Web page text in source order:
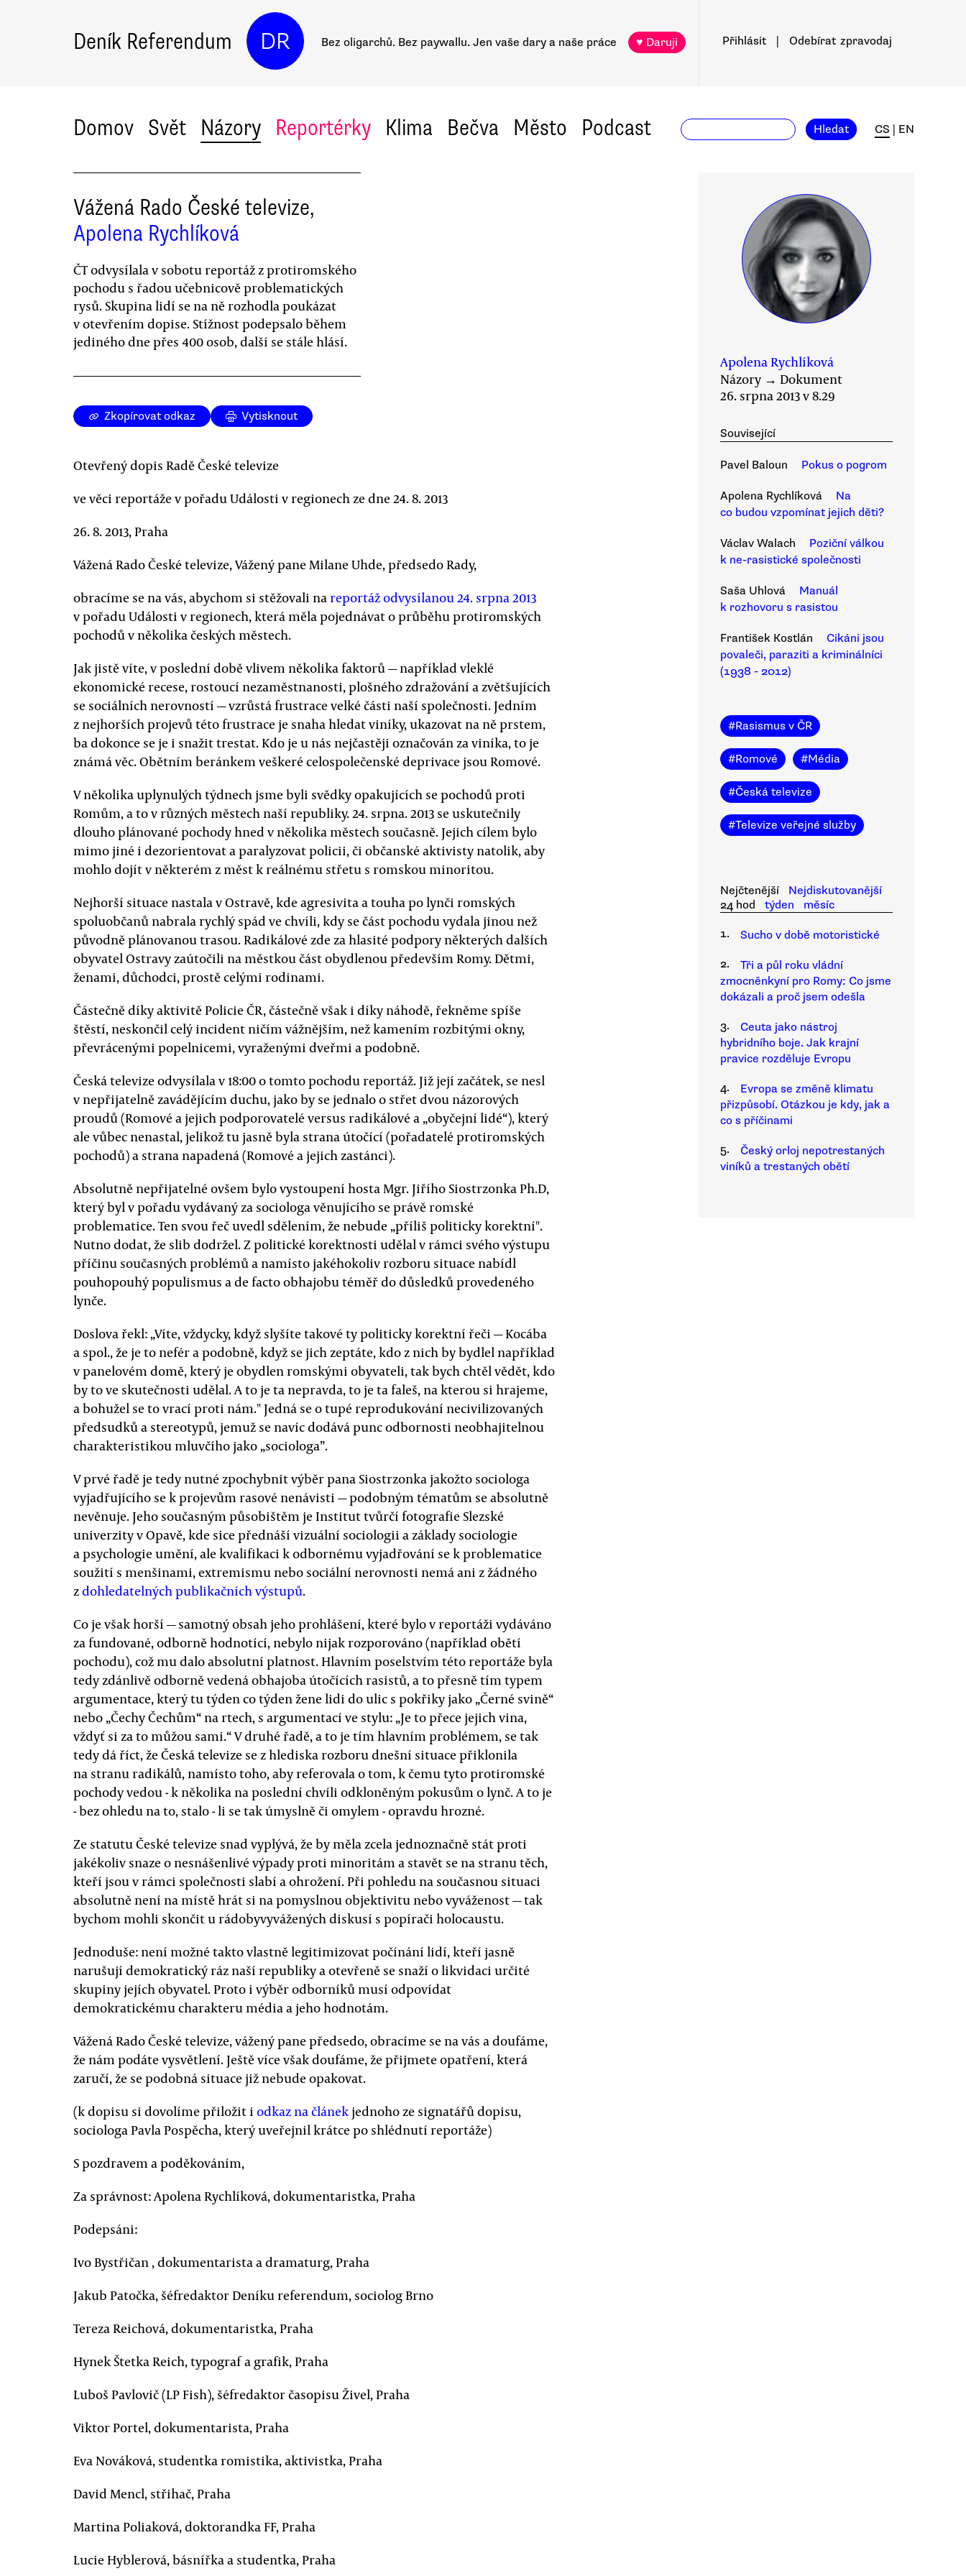
Deník Referendum DR Bez oligarchů. Bez paywallu. Jen vaše dary a naše práce ♥ Daruji Přihlásit Odebírat zpravodaj
Domov Svět Názory Reportérky Klima Bečva Město Podcast Hledat CS EN
Vážená Rado České televize,
Apolena Rychlíková
ČT odvysílala v sobotu reportáž z protiromského
pochodu s řadou učebnicově problematických
rysů. Skupina lidí se na ně rozhodla poukázat
v otevřením dopise. Stížnost podepsalo během
jediného dne přes 400 osob, další se stále hlásí.
Zkopírovat odkaz Vytisknout
Otevřený dopis Radě České televize
ve věci reportáže v pořadu Události v regionech ze dne 24. 8. 2013
26. 8. 2013, Praha
Vážená Rado České televize, Vážený pane Milane Uhde, předsedo Rady,
obracíme se na vás, abychom si stěžovali nareportáž odvysílanou 24. srpna 2013
v pořadu Události v regionech, která měla pojednávat o průběhu protiromských
pochodů v několika českých městech.
Jak jistě víte, v poslední době vlivem několika faktorů — například vleklé
ekonomické recese, rostoucí nezaměstnanosti, plošného zdražování a zvětšujících
se sociálních nerovností — vzrůstá frustrace velké části naší společnosti. Jedním
z nejhorších projevů této frustrace je snaha hledat viníky, ukazovat na ně prstem,
ba dokonce se je i snažit trestat. Kdo je u nás nejčastěji označován za viníka, to je
známá věc. Obětním beránkem veškeré celospolečenské deprivace jsou Romové.
V několika uplynulých týdnech jsme byli svědky opakujících se pochodů proti
Romům, a to v různých městech naší republiky. 24. srpna. 2013 se uskutečnily
dlouho plánované pochody hned v několika městech současně. Jejich cílem bylo
mimo jiné i dezorientovat a paralyzovat policii, či občanské aktivisty natolik, aby
mohlo dojít v některém z měst k reálnému střetu s romskou minoritou.
Nejhorší situace nastala v Ostravě, kde agresivita a touha po lynči romských
spoluobčanů nabrala rychlý spád ve chvíli, kdy se část pochodu vydala jinou než
původně plánovanou trasou. Radikálové zde za hlasité podpory některých dalších
obyvatel Ostravy zaútočili na městkou část obydlenou především Romy. Dětmi,
ženami, důchodci, prostě celými rodinami.
Částečně díky aktivitě Policie ČR, částečně však i díky náhodě, řekněme spíše
štěstí, neskončil celý incident ničím vážnějším, než kamením rozbitými okny,
převrácenými popelnicemi, vyraženými dveřmi a podobně.
Česká televize odvysílala v 18:00 o tomto pochodu reportáž. Již její začátek, se nesl
v nepřijatelně zavádějícím duchu, jako by se jednalo o střet dvou názorových
proudů (Romové a jejich podporovatelé versus radikálové a „obyčejní lidé“), který
ale vůbec nenastal, jelikož tu jasně byla strana útočící (pořadatelé protiromských
pochodů) a strana napadená (Romové a jejich zastánci).
Absolutně nepřijatelné ovšem bylo vystoupení hosta Mgr. Jiřího Siostrzonka Ph.D,
který byl v pořadu vydávaný za sociologa věnujícího se právě romské
problematice. Ten svou řeč uvedl sdělením, že nebude „příliš politicky korektní".
Nutno dodat, že slib dodržel. Z politické korektnosti udělal v rámci svého výstupu
příčinu současných problémů a namísto jakéhokoliv rozboru situace nabídl
pouhopouhý populismus a de facto obhajobu téměř do důsledků provedeného
lynče.
Doslova řekl: „Víte, vždycky, když slyšíte takové ty politicky korektní řeči — Kocába
a spol., že je to nefér a podobně, když se jich zeptáte, kdo z nich by bydlel například
v panelovém domě, který je obydlen romskými obyvateli, tak bych chtěl vědět, kdo
by to ve skutečnosti udělal. A to je ta nepravda, to je ta faleš, na kterou si hrajeme,
a bohužel se to vrací proti nám." Jedná se o tupé reprodukování necivilizovaných
předsudků a stereotypů, jemuž se navíc dodává punc odbornosti neobhajitelnou
charakteristikou mluvčího jako „sociologa”.
V prvé řadě je tedy nutné zpochybnit výběr pana Siostrzonka jakožto sociologa
vyjadřujícího se k projevům rasové nenávisti — podobným tématům se absolutně
nevěnuje. Jeho současným působištěm je Institut tvůrčí fotografie Slezské
univerzity v Opavě, kde sice přednáší vizuální sociologii a základy sociologie
a psychologie umění, ale kvalifikaci k odbornému vyjadřování se k problematice
soužití s menšinami, extremismu nebo sociální nerovnosti nemá ani z žádného
zdohledatelných publikačních výstupů.
Co je však horší — samotný obsah jeho prohlášení, které bylo v reportáži vydáváno
za fundované, odborně hodnotící, nebylo nijak rozporováno (například obětí
pochodu), což mu dalo absolutní platnost. Hlavním poselstvím této reportáže byla
tedy zdánlivě odborně vedená obhajoba útočících rasistů, a to přesně tím typem
argumentace, který tu týden co týden žene lidi do ulic s pokřiky jako „Černé svině“
nebo „Čechy Čechům“ na rtech, s argumentací ve stylu: „Je to přece jejich vina,
vždyť si za to můžou sami.“ V druhé řadě, a to je tím hlavním problémem, se tak
tedy dá říct, že Česká televize se z hlediska rozboru dnešní situace přiklonila
na stranu radikálů, namísto toho, aby referovala o tom, k čemu tyto protiromské
pochody vedou - k několika na poslední chvíli odkloněným pokusům o lynč. A to je
- bez ohledu na to, stalo - li se tak úmyslně či omylem - opravdu hrozné.
Ze statutu České televize snad vyplývá, že by měla zcela jednoznačně stát proti
jakékoliv snaze o nesnášenlivé výpady proti minoritám a stavět se na stranu těch,
kteří jsou v rámci společnosti slabí a ohrožení. Při pohledu na současnou situaci
absolutně není na místě hrát si na pomyslnou objektivitu nebo vyváženost — tak
bychom mohli skončit u rádobyvyvážených diskusí s popírači holocaustu.
Jednoduše: není možné takto vlastně legitimizovat počínání lidí, kteří jasně
narušují demokratický ráz naší republiky a otevřeně se snaží o likvidaci určité
skupiny jejích obyvatel. Proto i výběr odborníků musí odpovídat
demokratickému charakteru média a jeho hodnotám.
Vážená Rado České televize, vážený pane předsedo, obracíme se na vás a doufáme,
že nám podáte vysvětlení. Ještě více však doufáme, že přijmete opatření, která
zaručí, že se podobná situace již nebude opakovat.
(k dopisu si dovolíme přiložit i odkaz na článekjednoho ze signatářů dopisu,
sociologa Pavla Pospěcha, který uveřejnil krátce po shlédnutí reportáže)
S pozdravem a poděkováním,
Za správnost: Apolena Rychlíková, dokumentaristka, Praha
Podepsáni:
Ivo Bystřičan , dokumentarista a dramaturg, Praha
Jakub Patočka, šéfredaktor Deníku referendum, sociolog Brno
Tereza Reichová, dokumentaristka, Praha
Hynek Štetka Reich, typograf a grafik, Praha
Luboš Pavlovič (LP Fish), šéfredaktor časopisu Živel, Praha
Viktor Portel, dokumentarista, Praha
Eva Nováková, studentka romistika, aktivistka, Praha
David Mencl, střihač, Praha
Martina Poliaková, doktorandka FF, Praha
Lucie Hyblerová, básnířka a studentka, Praha
Apolena Rychlíková
Názory → Dokument
26. srpna 2013 v 8.29
Související
Pavel Baloun Pokus o pogrom
Apolena Rychlíková
Na
co budou vzpomínat jejich děti?
Václav Walach
Poziční válkou
k ne-rasistické společnosti
Saša Uhlová
Manuál
k rozhovoru s rasistou
František Kostlán
Cikáni jsou
povaleči, paraziti a kriminálníci
(1938 - 2012)
#Rasismus v ČR
#Romové #Média
#Česká televize
#Televize veřejné služby
Nejčtenější
Nejdiskutovanější
24 hod
týden
měsíc
1.
Sucho v době motoristické
2.
Tři a půl roku vládní
zmocněnkyní pro Romy: Co jsme
dokázali a proč jsem odešla
3.
Ceuta jako nástroj
hybridního boje. Jak krajní
pravice rozděluje Evropu
4.
Evropa se změně klimatu
přizpůsobí. Otázkou je kdy, jak a
co s příčinami
5.
Český orloj nepotrestaných
viníků a trestaných obětí